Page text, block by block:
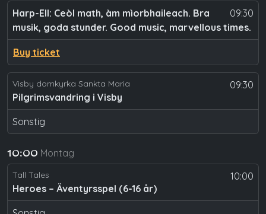
09:30
Harp-Ell: Ceòl math, àm mìorbhaileach. Bra
musik, goda stunder. Good music, marvellous times.
Buy ticket
09:30
Visby domkyrka Sankta Maria
Pilgrimsvandring i Visby
Sonstig
10:00 Montag
10:00
Tall Tales
Heroes – Äventyrsspel (6-16 år)